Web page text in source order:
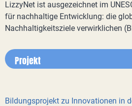
LizzyNet ist ausgezeichnet im
für nachhaltige Entwicklung: die
Nachhaltigkeitsziele verwirklichen
Projekt
Bildungsprojekt zu Innovationen in